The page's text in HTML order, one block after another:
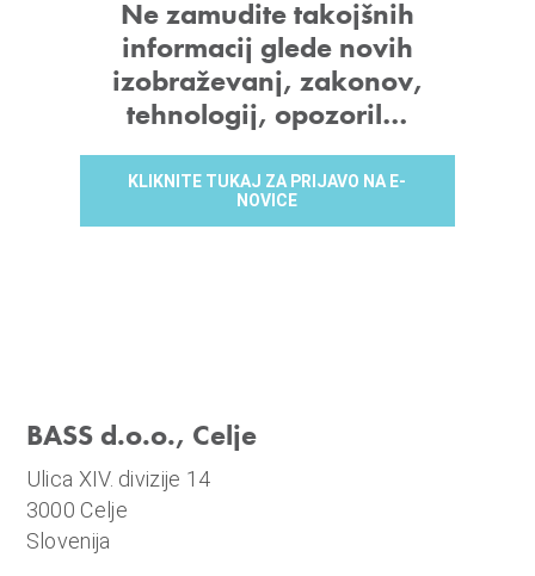
Ne zamudite takojšnih
informacij glede novih
izobraževanj, zakonov,
tehnologij, opozoril…
KLIKNITE TUKAJ ZA PRIJAVO NA E-
NOVICE
BASS d.o.o., Celje
Ulica XIV. divizije 14
3000 Celje
Slovenija